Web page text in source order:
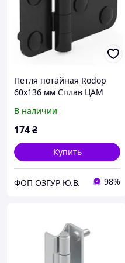
Петля потайная Rodop
60х136 мм Сплав ЦАМ
в комплекте
В наличии
174₴
Купить
ФОП ОЗГУР Ю.В. 98%